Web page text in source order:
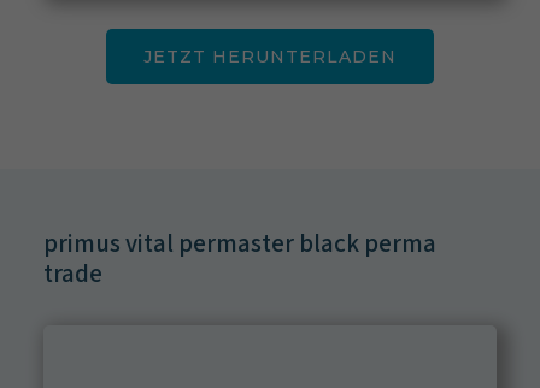
JETZT HERUNTERLADEN
primus vital permaster black perma
trade